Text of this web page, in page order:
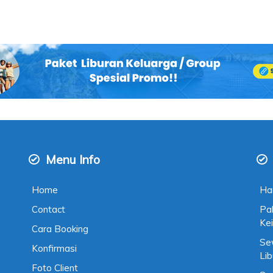
Menu Info
Home
Contact
Cara Booking
Konfirmasi
Foto Client